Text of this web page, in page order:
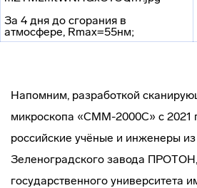
За 4 дня до сгорания в
атмосфере, Rmax=55нм;
Напомним, разработкой
микроскопа «СММ-2000С» с 2021
российские учёные и инженеры
Зеленоградского завода
государственного университета